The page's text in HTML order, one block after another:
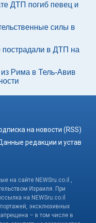
ДТП погиб певец и
силы в
пострадали в ДТП на
Рима в Тель-Авив
на новости (RSS)
редакции и устав
на сайте NEWSru.co.il ,
Израиля. При
на NEWSru.co.il
эксклюзивных
– в том числе в